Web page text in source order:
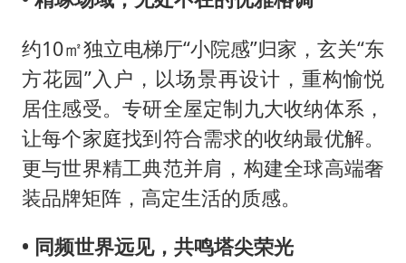
约10㎡独立电梯厅“小院感”归家，玄关“东
方花园”入户，以场景再设计，重构愉悦
居住感受。专研全屋定制九大收纳体系，
让每个家庭找到符合需求的收纳最优解。
更与世界精工典范并肩，构建全球高端奢
装品牌矩阵，高定生活的质感。
• 同频世界远见，共鸣塔尖荣光